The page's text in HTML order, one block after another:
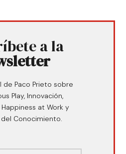
a la
de Paco Prieto sobre
Play, Innovación,
at Work y
Conocimiento.